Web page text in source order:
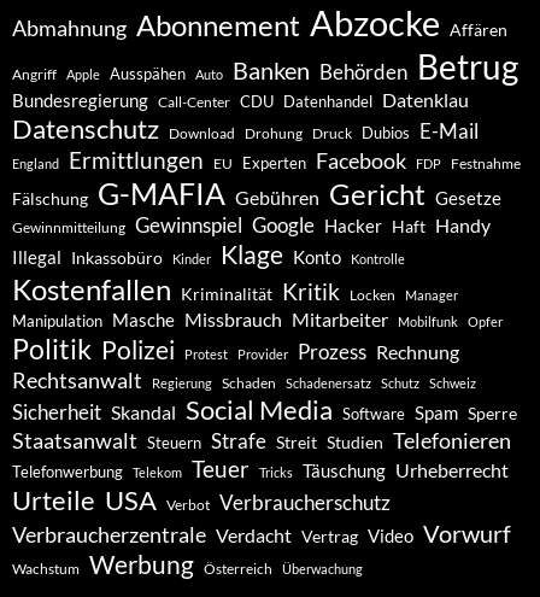
Abmahnung Abonnement Abzocke Affären
Angriff Apple Ausspähen Auto Banken Behörden Betrug
Bundesregierung Call-Center CDU Datenhandel Datenklau
Datenschutz Download Drohung Druck Dubios E-Mail
England Ermittlungen EU Experten Facebook FDP Festnahme
Fälschung G-MAFIA Gebühren Gericht Gesetze
Gewinnmitteilung Gewinnspiel Google Hacker Haft Handy
Illegal Inkassobüro Kinder Klage Konto Kontrolle
Kostenfallen Kriminalität Kritik Locken Manager
Manipulation Masche Missbrauch Mitarbeiter Mobilfunk Opfer
Politik Polizei Protest Provider Prozess Rechnung
Rechtsanwalt Regierung Schaden Schadenersatz Schutz Schweiz
Sicherheit Skandal Social Media Software Spam Sperre
Staatsanwalt Steuern Strafe Streit Studien Telefonieren
Telefonwerbung Telekom Teuer Tricks Täuschung Urheberrecht
Urteile USA Verbot Verbraucherschutz
Verbraucherzentrale Verdacht Vertrag Video Vorwurf
Wachstum Werbung Österreich Überwachung